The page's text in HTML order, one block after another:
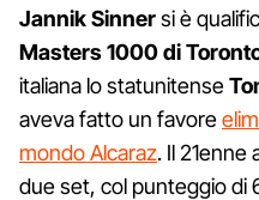
Jannik Sinnersi è
Masters 1000 di
italiana lo statunitense
aveva fatto un favore
mondo Alcaraz. Il 21enne
due set, col punteggio di